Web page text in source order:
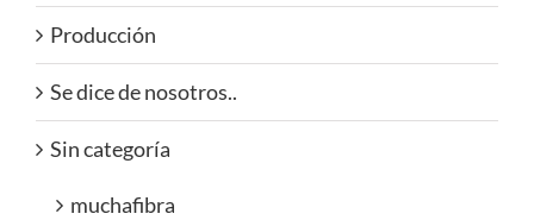
Producción
Se dice de nosotros..
Sin categoría
muchafibra